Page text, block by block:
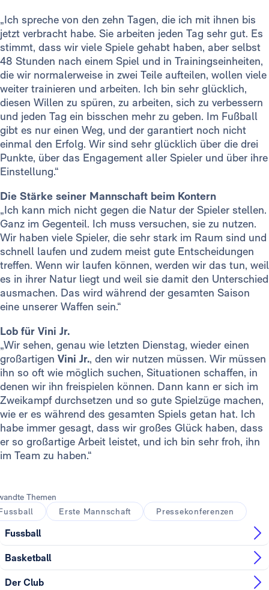
„Ich spreche von den zehn Tagen, die ich mit ihnen bis
jetzt verbracht habe. Sie arbeiten jeden Tag sehr gut. Es
stimmt, dass wir viele Spiele gehabt haben, aber selbst
48 Stunden nach einem Spiel und in Trainingseinheiten,
die wir normalerweise in zwei Teile aufteilen, wollen viele
weiter trainieren und arbeiten. Ich bin sehr glücklich,
diesen Willen zu spüren, zu arbeiten, sich zu verbessern
und jeden Tag ein bisschen mehr zu geben. Im Fußball
gibt es nur einen Weg, und der garantiert noch nicht
einmal den Erfolg. Wir sind sehr glücklich über die drei
Punkte, über das Engagement aller Spieler und über ihre
Einstellung.“
Die Stärke seiner Mannschaft beim Kontern
„Ich kann mich nicht gegen die Natur der Spieler stellen.
Ganz im Gegenteil. Ich muss versuchen, sie zu nutzen.
Wir haben viele Spieler, die sehr stark im Raum sind und
schnell laufen und zudem meist gute Entscheidungen
treffen. Wenn wir laufen können, werden wir das tun, weil
es in ihrer Natur liegt und weil sie damit den Unterschied
ausmachen. Das wird während der gesamten Saison
eine unserer Waffen sein.“
Lob für Vini Jr.
„Wir sehen, genau wie letzten Dienstag, wieder einen
großartigen Vini Jr., den wir nutzen müssen. Wir müssen
ihn so oft wie möglich suchen, Situationen schaffen, in
denen wir ihn freispielen können. Dann kann er sich im
Zweikampf durchsetzen und so gute Spielzüge machen,
wie er es während des gesamten Spiels getan hat. Ich
habe immer gesagt, dass wir großes Glück haben, dass
er so großartige Arbeit leistet, und ich bin sehr froh, ihn
im Team zu haben.“
Themen
Erste Mannschaft Pressekonferenzen
Fussball
Basketball
Der Club